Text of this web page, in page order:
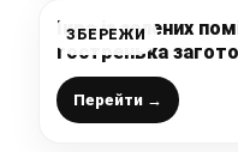
ЗБЕРЕЖИ
Ікра із зелених
гостренька
і до м’яса подаю,
Перейти →